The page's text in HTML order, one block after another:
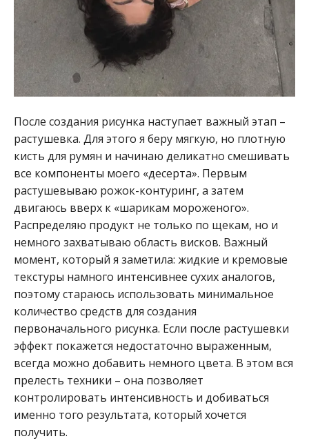
После создания рисунка наступает важный этап –
растушевка. Для этого я беру мягкую, но плотную
кисть для румян и начинаю деликатно смешивать
все компоненты моего «десерта». Первым
растушевываю рожок-контуринг, а затем
двигаюсь вверх к «шарикам мороженого».
Распределяю продукт не только по щекам, но и
немного захватываю область висков. Важный
момент, который я заметила: жидкие и кремовые
текстуры намного интенсивнее сухих аналогов,
поэтому стараюсь использовать минимальное
количество средств для создания
первоначального рисунка. Если после растушевки
эффект покажется недостаточно выраженным,
всегда можно добавить немного цвета. В этом вся
прелесть техники – она позволяет
контролировать интенсивность и добиваться
именно того результата, который хочется
получить.